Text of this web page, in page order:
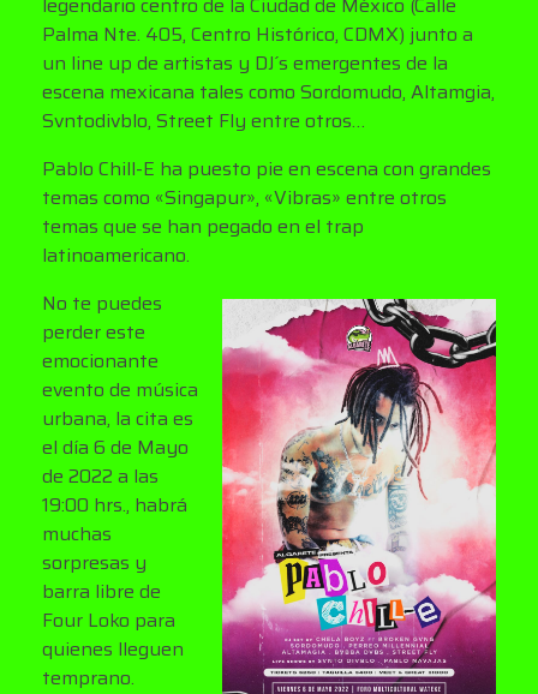
Palma Nte. 405, Centro Histórico, CDMX) junto a
un line up de artistas y DJ´s emergentes de la
escena mexicana tales como Sordomudo, Altamgia,
Svntodivblo, Street Fly entre otros…
Pablo Chill-E ha puesto pie en escena con grandes
temas como «Singapur», «Vibras» entre otros
temas que se han pegado en el trap
latinoamericano.
No te puedes
perder este
emocionante
evento de música
urbana, la cita es
el día 6 de Mayo
de 2022 a las
19:00 hrs., habrá
muchas
sorpresas y
barra libre de
Four Loko para
quienes lleguen
temprano.